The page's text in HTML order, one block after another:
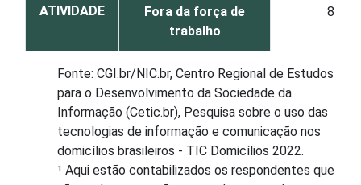
ATIVIDADE
Fora da força de
trabalho
8
Fonte: CGI.br/NIC.br, Centro Regional de Estudos
para o Desenvolvimento da Sociedade da
Informação (Cetic.br), Pesquisa sobre o uso das
tecnologias de informação e comunicação nos
domicílios brasileiros - TIC Domicílios 2022.
¹ Aqui estão contabilizados os respondentes que